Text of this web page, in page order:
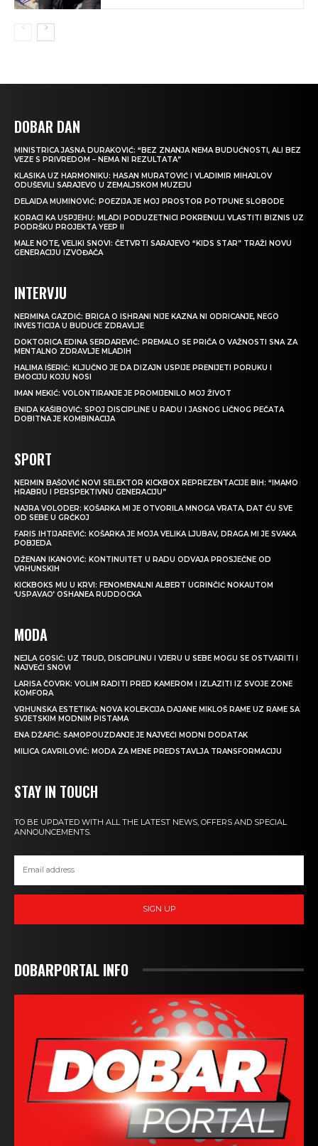
DOBAR DAN
MINISTRICA JASNA DURAKOVIĆ: “BEZ ZNANJA NEMA BUDUĆNOSTI, ALI BEZ
VEZE S PRIVREDOM – NEMA NI REZULTATA”
KLASIKA UZ HARMONIKU: HASAN MURATOVIĆ I VLADIMIR MIHAJLOV
ODUŠEVILI SARAJEVO U ZEMALJSKOM MUZEJU
DELAIDA MUMINOVIĆ: POEZIJA JE MOJ PROSTOR POTPUNE SLOBODE
KORACI KA USPJEHU: MLADI PODUZETNICI POKRENULI VLASTITI BIZNIS UZ
PODRŠKU PROJEKTA YEEP II
MALE NOTE, VELIKI SNOVI: ČETVRTI SARAJEVO “KIDS STAR” TRAŽI NOVU
GENERACIJU IZVOĐAČA
INTERVJU
NERMINA GAZDIĆ: BRIGA O ISHRANI NIJE KAZNA NI ODRICANJE, NEGO
INVESTICIJA U BUDUĆE ZDRAVLJE
DOKTORICA EDINA SERDAREVIĆ: PREMALO SE PRIČA O VAŽNOSTI SNA ZA
MENTALNO ZDRAVLJE MLADIH
HALIMA IŠERIĆ: KLJUČNO JE DA DIZAJN USPIJE PRENIJETI PORUKU I
EMOCIJU KOJU NOSI
IMAN MEKIĆ: VOLONTIRANJE JE PROMIJENILO MOJ ŽIVOT
ENIDA KAŠIBOVIĆ: SPOJ DISCIPLINE U RADU I JASNOG LIČNOG PEČATA
DOBITNA JE KOMBINACIJA
SPORT
NERMIN BAŠOVIĆ NOVI SELEKTOR KICKBOX REPREZENTACIJE BIH: “IMAMO
HRABRU I PERSPEKTIVNU GENERACIJU”
NAJRA VOLODER: KOŠARKA MI JE OTVORILA MNOGA VRATA, DAT ĆU SVE
OD SEBE U GRČKOJ
FARIS IHTIJAREVIĆ: KOŠARKA JE MOJA VELIKA LJUBAV, DRAGA MI JE SVAKA
POBJEDA
DŽENAN IKANOVIĆ: KONTINUITET U RADU ODVAJA PROSJEČNE OD
VRHUNSKIH
KICKBOKS MU U KRVI: FENOMENALNI ALBERT UGRINČIĆ NOKAUTOM
‘USPAVAO’ OSHANEA RUDDOCKA
MODA
NEJLA GOSIĆ: UZ TRUD, DISCIPLINU I VJERU U SEBE MOGU SE OSTVARITI I
NAJVEĆI SNOVI
LARISA ČOVRK: VOLIM RADITI PRED KAMEROM I IZLAZITI IZ SVOJE ZONE
KOMFORA
VRHUNSKA ESTETIKA: NOVA KOLEKCIJA DAJANE MIKLOŠ RAME UZ RAME SA
SVJETSKIM MODNIM PISTAMA
ENA DŽAFIĆ: SAMOPOUZDANJE JE NAJVEĆI MODNI DODATAK
MILICA GAVRILOVIĆ: MODA ZA MENE PREDSTAVLJA TRANSFORMACIJU
STAY IN TOUCH
TO BE UPDATED WITH ALL THE LATEST NEWS, OFFERS AND SPECIAL
ANNOUNCEMENTS.
SIGN UP
DOBARPORTAL INFO